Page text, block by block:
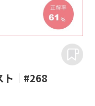
ト｜#268